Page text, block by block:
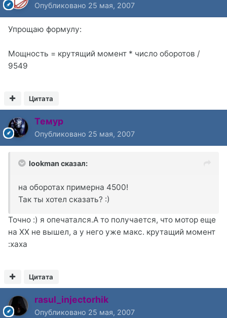
Опубликовано 25 мая, 2007
Упрощаю формулу:
Мощность = крутящий момент * число оборотов /
9549
Цитата
Темур
Опубликовано 25 мая, 2007
lookman сказал:
на оборотах примерна 4500!
Так ты хотел сказать? :)
Точно :) я опечатался.А то получается, что мотор еще
на ХХ не вышел, а у него уже макс. крутащий момент
:xaxa
Цитата
rasul_injectorhik
Опубликовано 25 мая, 2007